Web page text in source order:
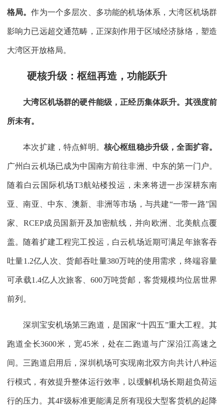
格局。作为一个多层次、多功能的机场体系，大湾区机场群
影响力已远超交通范畴，正深刻作用于区域经济脉络，塑造
大湾区开放格局。
硬核升级：枢纽再造，功能跃升
大湾区机场群的硬件能级，正经历集体跃升。其强度前
所未有。
本次扩建，特点鲜明。 核心枢纽稳步升级，全面扩容。
广州白云机场已成为中国南方前往非洲、中东的第一门户。
随着白云国际机场T3航站楼投运，未来将进一步深耕东南
亚、南亚、中东、澳新、非洲等市场，与共建“一带一路”国
家、RCEP成员国新开及加密航线，并向欧洲、北美航点覆
盖。随着扩建工程完工投运，白云机场近期可满足年旅客吞
吐量1.2亿人次、货邮吞吐量380万吨的使用需求，终端容量
可承载1.4亿人次旅客、600万吨货邮，客货规模均位居世界
前列。
深圳宝安机场第三跑道，是国家“十四五”重大工程。其
跑道全长3600米，宽45米，处在二跑道与广深沿江高速之
间。三跑道启用后，深圳机场可实现南北双方向共计八种运
行模式，有效提升整体运行效率，以缓解机场长期超负荷运
行的压力。其4F级标准更能满足所有现役大型客货机的起降